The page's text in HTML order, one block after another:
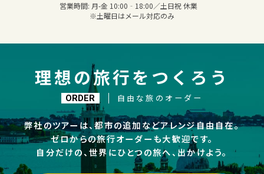
営業時間: 月-金 10:00‐18:00／土日祝 休業
※土曜日はメール対応のみ
理想の旅行をつくろう
ORDER 自由な旅のオーダー
弊社のツアーは、都市の追加などアレンジ自由自在。
ゼロからの旅行オーダーも大歓迎です。
自分だけの、世界にひとつの旅へ、出かけよう。